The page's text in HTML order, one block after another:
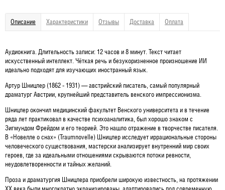
Описание Характеристики Отзывы Доставка Оплата
Аудиокнига. Длительность записи: 12 часов и 8 минут. Текст читает
искусственный интеллект. Чёткая речь и безукоризненное произношение ИИ
идеально подходят для изучающих иностранный язык.
Артур Шницлер (1862 - 1931) — австрийский писатель, самый популярный
драматург Австрии, крупнейший представитель венского импрессионизма.
Шницлер окончил медицинский факультет Венского университета и в течение
ряда лет практиковал в качестве психоаналитика, был хорошо знаком с
Зигмундом Фрейдом и его теорией. Это нашло отражение в творчестве писателя.
В «Новелле о снах» (Traumnovelle) Шницлер исследует иррациональные стороны
человеческого существования, мастерски анализирует внутренний мир своих
героев, где за идеальными отношениями скрываются потоки ревности,
неудовлетворенности и тайных желаний.
Проза и драматургия Шницлера приобрели широкую известность, на протяжении